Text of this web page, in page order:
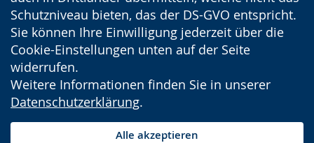
Schutzniveau bieten, das der DS-GVO entspricht.
Sie können Ihre Einwilligung jederzeit über die
Cookie-Einstellungen unten auf der Seite
widerrufen.
Weitere Informationen finden Sie in unserer
Datenschutzerklärung.
Alle akzeptieren